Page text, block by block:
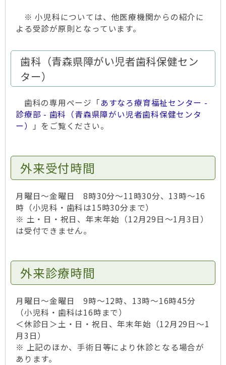
※ 小児科については、他医療機関からの紹介に
よる受診が原則となっています。
歯科（青森県障がい児者歯科保健セン
ター）
歯科の専用ページ「あすなろ療育福祉センター -
診療部 - 歯科（青森県障がい児者歯科保健センタ
ー）
」をご覧ください。
外来受付時間
月曜日～金曜日 8時30分～11時30分、13時～16
時（小児科・歯科は15時30分まで）
※ 土・日・祝日、年末年始（12月29日～1月3日）
は受付できません。
外来診療時間
月曜日～金曜日 9時～12時、13時～16時45分
（小児科・歯科は16時まで）
＜休診日＞土・日・祝日、年末年始（12月29日～1
月3日）
※ 上記のほか、手術日等により休診となる場合が
あります。